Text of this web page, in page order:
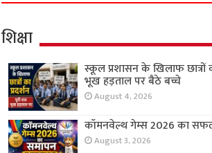
शिक्षा
स्कूल प्रशासन के खिलाफ छात्रों
भूख हड़ताल पर बैठे बच्चे
August 4, 2026
कॉमनवेल्थ गेम्स 2026 का
August 3, 2026